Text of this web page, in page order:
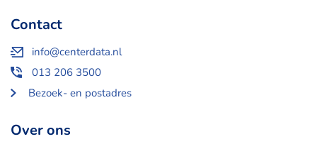
Contact
info@centerdata.nl
013 206 3500
Bezoek- en postadres
Over ons